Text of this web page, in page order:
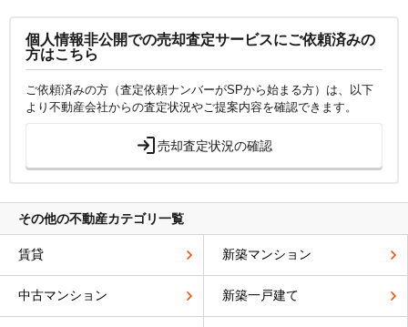
個人情報非公開での売却査定サービスにご依頼済みの
方はこちら
ご依頼済みの方（査定依頼ナンバーがSPから始まる方）は、以下
より不動産会社からの査定状況やご提案内容を確認できます。
売却査定状況の確認
その他の不動産カテゴリ一覧
賃貸 新築マンション
中古マンション 新築一戸建て